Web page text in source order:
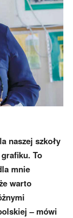
naszej szkoły
To
mnie
warto
– mówi